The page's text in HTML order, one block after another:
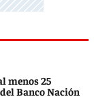
menos 25
Banco Nación